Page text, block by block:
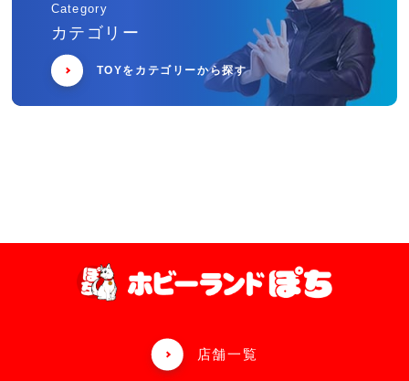
Category
カテゴリー
TOYをカテゴリーから探す
店舗一覧